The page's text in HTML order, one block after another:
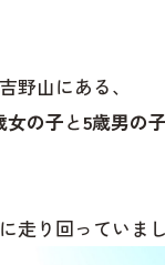
野山にある、
女の子と5歳男の子
走り回っていまし